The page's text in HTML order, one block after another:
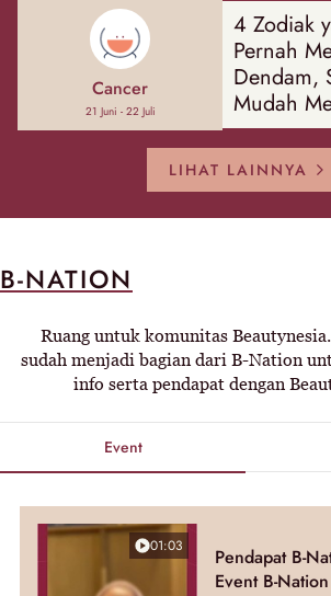
Cancer
21 Juni - 22 Juli
4 Zodiak
Pernah
Dendam,
Mudah
LIHAT LAINNYA
B-NATION
Ruang untuk komunitas
sudah menjadi bagian dari B-Nation
info serta pendapat dengan
Event
01:03
Pendapat B-
Event B-